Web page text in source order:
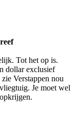
Tot het op is.
dollar exclusief
Verstappen nou
Je moet wel